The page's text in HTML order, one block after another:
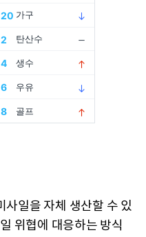
사일을 자체 생산할 수 있
위협에 대응하는 방식